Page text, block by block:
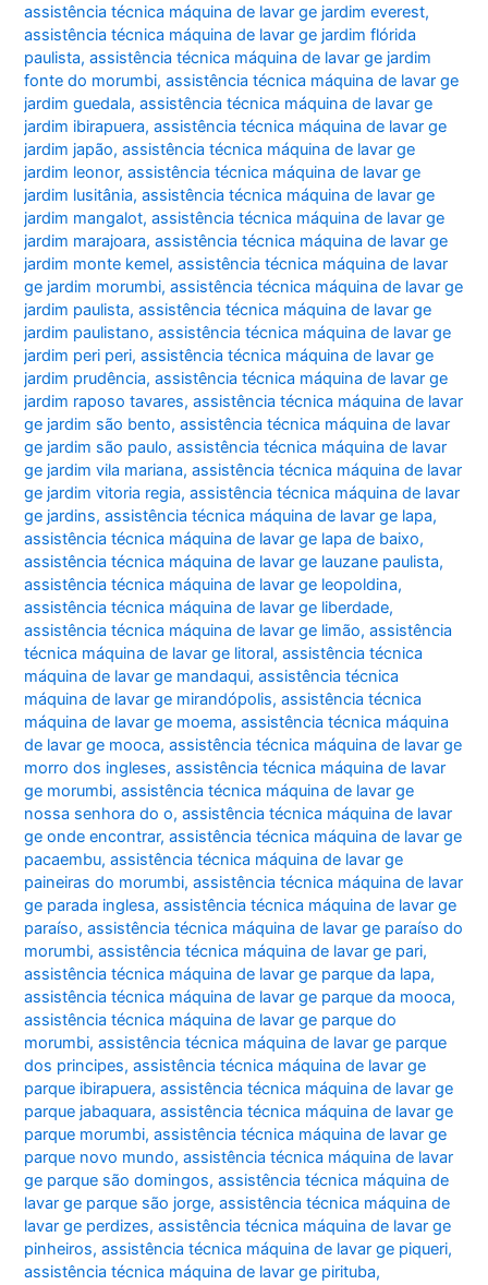
assistência técnica máquina de lavar ge jardim everest,
assistência técnica máquina de lavar ge jardim flórida
paulista,assistência técnica máquina de lavar ge jardim
fonte do morumbi,assistência técnica máquina de lavar ge
jardim guedala,assistência técnica máquina de lavar ge
jardim ibirapuera,assistência técnica máquina de lavar ge
jardim japão,assistência técnica máquina de lavar ge
jardim leonor,assistência técnica máquina de lavar ge
jardim lusitânia,assistência técnica máquina de lavar ge
jardim mangalot,assistência técnica máquina de lavar ge
jardim marajoara,assistência técnica máquina de lavar ge
jardim monte kemel,assistência técnica máquina de lavar
ge jardim morumbi,assistência técnica máquina de lavar ge
jardim paulista,assistência técnica máquina de lavar ge
jardim paulistano,assistência técnica máquina de lavar ge
jardim peri peri,assistência técnica máquina de lavar ge
jardim prudência,assistência técnica máquina de lavar ge
jardim raposo tavares,assistência técnica máquina de lavar
ge jardim são bento,assistência técnica máquina de lavar
ge jardim são paulo,assistência técnica máquina de lavar
ge jardim vila mariana,assistência técnica máquina de lavar
ge jardim vitoria regia,assistência técnica máquina de lavar
ge jardins,assistência técnica máquina de lavar ge lapa,
assistência técnica máquina de lavar ge lapa de baixo,
assistência técnica máquina de lavar ge lauzane paulista,
assistência técnica máquina de lavar ge leopoldina,
assistência técnica máquina de lavar ge liberdade,
assistência técnica máquina de lavar ge limão,assistência
técnica máquina de lavar ge litoral,assistência técnica
máquina de lavar ge mandaqui,assistência técnica
máquina de lavar ge mirandópolis,assistência técnica
máquina de lavar ge moema,assistência técnica máquina
de lavar ge mooca,assistência técnica máquina de lavar ge
morro dos ingleses,assistência técnica máquina de lavar
ge morumbi,assistência técnica máquina de lavar ge
nossa senhora do o,assistência técnica máquina de lavar
ge onde encontrar,assistência técnica máquina de lavar ge
pacaembu,assistência técnica máquina de lavar ge
paineiras do morumbi,assistência técnica máquina de lavar
ge parada inglesa,assistência técnica máquina de lavar ge
paraíso,assistência técnica máquina de lavar ge paraíso do
morumbi,assistência técnica máquina de lavar ge pari,
assistência técnica máquina de lavar ge parque da lapa,
assistência técnica máquina de lavar ge parque da mooca,
assistência técnica máquina de lavar ge parque do
morumbi,assistência técnica máquina de lavar ge parque
dos principes,assistência técnica máquina de lavar ge
parque ibirapuera,assistência técnica máquina de lavar ge
parque jabaquara,assistência técnica máquina de lavar ge
parque morumbi,assistência técnica máquina de lavar ge
parque novo mundo,assistência técnica máquina de lavar
ge parque são domingos,assistência técnica máquina de
lavar ge parque são jorge,assistência técnica máquina de
lavar ge perdizes,assistência técnica máquina de lavar ge
pinheiros,assistência técnica máquina de lavar ge piqueri,
assistência técnica máquina de lavar ge pirituba,